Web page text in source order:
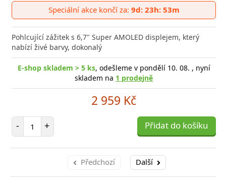
do
Speciální akce končí za: 9d: 23h: 53m
Pohlcující zážitek s 6,7" Super AMOLED displejem, který
nabízí živé barvy, dokonalý
E-shop skladem > 5 ks, odešleme v pondělí 10. 08. , nyní
skladem na 1 prodejně
2 959 Kč
- Počet položek
+ Přidat do košíku
Předchozí Další